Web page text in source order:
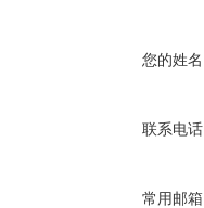
您的姓
联系电
常用邮